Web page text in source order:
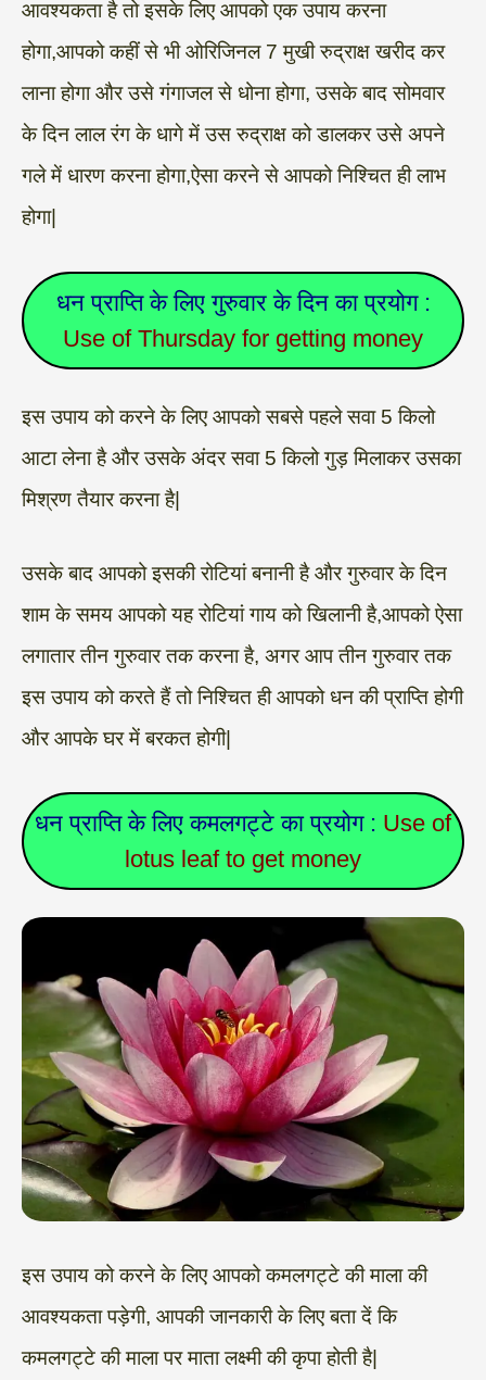
आवश्यकता है तो इसके लिए आपको एक उपाय करना
होगा,आपको कहीं से भी ओरिजिनल 7 मुखी रुद्राक्ष खरीद कर
लाना होगा और उसे गंगाजल से धोना होगा, उसके बाद सोमवार
के दिन लाल रंग के धागे में उस रुद्राक्ष को डालकर उसे अपने
गले में धारण करना होगा,ऐसा करने से आपको निश्चित ही लाभ
होगा|
धन प्राप्ति के लिए गुरुवार के दिन का प्रयोग :
Use of Thursday for getting money
इस उपाय को करने के लिए आपको सबसे पहले सवा 5 किलो
आटा लेना है और उसके अंदर सवा 5 किलो गुड़ मिलाकर उसका
मिश्रण तैयार करना है|
उसके बाद आपको इसकी रोटियां बनानी है और गुरुवार के दिन
शाम के समय आपको यह रोटियां गाय को खिलानी है,आपको ऐसा
लगातार तीन गुरुवार तक करना है, अगर आप तीन गुरुवार तक
इस उपाय को करते हैं तो निश्चित ही आपको धन की प्राप्ति होगी
और आपके घर में बरकत होगी|
धन प्राप्ति के लिए कमलगट्टे का प्रयोग : Use of
lotus leaf to get money
इस उपाय को करने के लिए आपको कमलगट्टे की माला की
आवश्यकता पड़ेगी, आपकी जानकारी के लिए बता दें कि
कमलगट्टे की माला पर माता लक्ष्मी की कृपा होती है|